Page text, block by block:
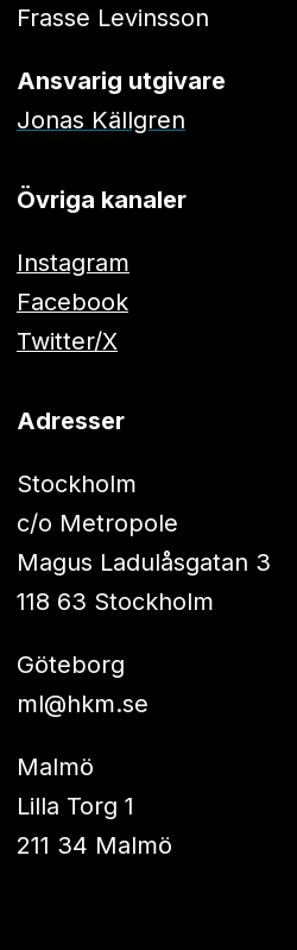
Frasse Levinsson
Ansvarig utgivare
Jonas Källgren
Övriga kanaler
Instagram
Facebook
Twitter/X
Adresser
Stockholm
c/o Metropole
Magus Ladulåsgatan 3
118 63 Stockholm
Göteborg
ml@hkm.se
Malmö
Lilla Torg 1
211 34 Malmö